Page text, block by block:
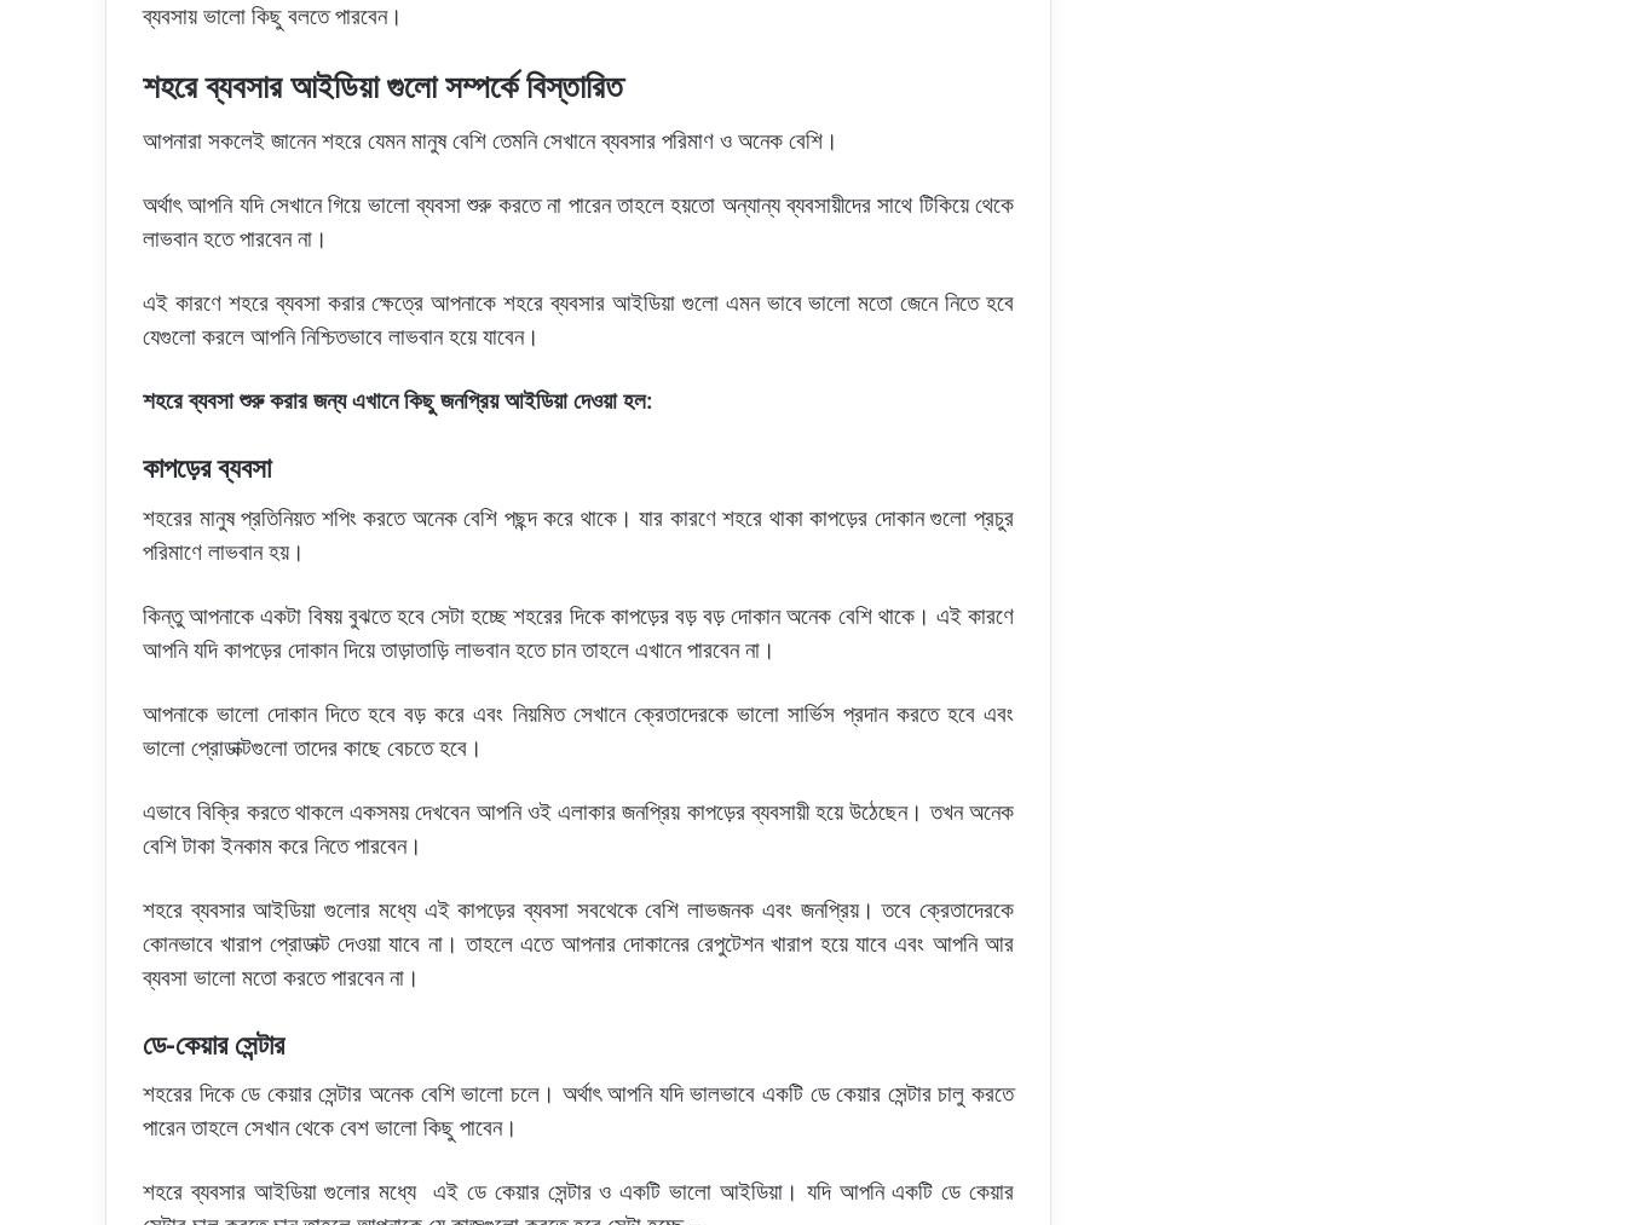
ব্যবসায় ভালো কিছু বলতে পারবেন।
শহরে ব্যবসার আইডিয়া গুলো সম্পর্কে বিস্তারিত
আপনারা সকলেই জানেন শহরে যেমন মানুষ বেশি তেমনি সেখানে ব্যবসার পরিমাণ ও অনেক বেশি।
অর্থাৎ আপনি যদি সেখানে গিয়ে ভালো ব্যবসা শুরু করতে না পারেন তাহলে হয়তো অন্যান্য ব্যবসায়ীদের সাথে টিকিয়ে থেকে
লাভবান হতে পারবেন না।
এই কারণে শহরে ব্যবসা করার ক্ষেত্রে আপনাকে শহরে ব্যবসার আইডিয়া গুলো এমন ভাবে ভালো মতো জেনে নিতে হবে
যেগুলো করলে আপনি নিশ্চিতভাবে লাভবান হয়ে যাবেন।
শহরে ব্যবসা শুরু করার জন্য এখানে কিছু জনপ্রিয় আইডিয়া দেওয়া হল:
কাপড়ের ব্যবসা
শহরের মানুষ প্রতিনিয়ত শপিং করতে অনেক বেশি পছন্দ করে থাকে। যার কারণে শহরে থাকা কাপড়ের দোকান গুলো প্রচুর
পরিমাণে লাভবান হয়।
কিন্তু আপনাকে একটা বিষয় বুঝতে হবে সেটা হচ্ছে শহরের দিকে কাপড়ের বড় বড় দোকান অনেক বেশি থাকে। এই কারণে
আপনি যদি কাপড়ের দোকান দিয়ে তাড়াতাড়ি লাভবান হতে চান তাহলে এখানে পারবেন না।
আপনাকে ভালো দোকান দিতে হবে বড় করে এবং নিয়মিত সেখানে ক্রেতাদেরকে ভালো সার্ভিস প্রদান করতে হবে এবং
ভালো প্রোডাক্টগুলো তাদের কাছে বেচতে হবে।
এভাবে বিক্রি করতে থাকলে একসময় দেখবেন আপনি ওই এলাকার জনপ্রিয় কাপড়ের ব্যবসায়ী হয়ে উঠেছেন। তখন অনেক
বেশি টাকা ইনকাম করে নিতে পারবেন।
শহরে ব্যবসার আইডিয়া গুলোর মধ্যে এই কাপড়ের ব্যবসা সবথেকে বেশি লাভজনক এবং জনপ্রিয়। তবে ক্রেতাদেরকে
কোনভাবে খারাপ প্রোডাক্ট দেওয়া যাবে না। তাহলে এতে আপনার দোকানের রেপুটেশন খারাপ হয়ে যাবে এবং আপনি আর
ব্যবসা ভালো মতো করতে পারবেন না।
ডে-কেয়ার সেন্টার
শহরের দিকে ডে কেয়ার সেন্টার অনেক বেশি ভালো চলে। অর্থাৎ আপনি যদি ভালভাবে একটি ডে কেয়ার সেন্টার চালু করতে
পারেন তাহলে সেখান থেকে বেশ ভালো কিছু পাবেন।
শহরে ব্যবসার আইডিয়া গুলোর মধ্যে এই ডে কেয়ার সেন্টার ও একটি ভালো আইডিয়া। যদি আপনি একটি ডে কেয়ার